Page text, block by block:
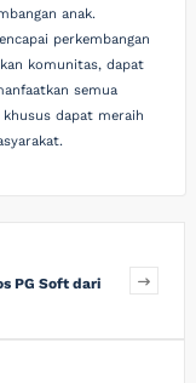
anak.
perkembangan
komunitas, dapat
semua
dapat meraih
PG Soft dari